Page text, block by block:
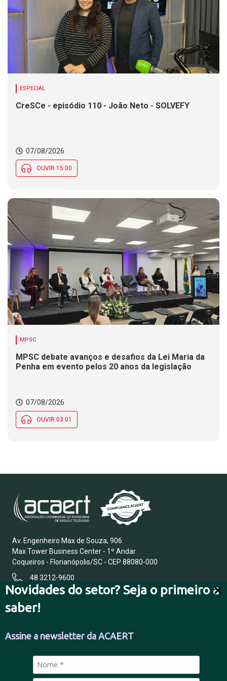
Novidades do setor? Seja o primeiro a
saber!
Assine a newsletter da ACAERT
ESPECIAL
CreSCe - episódio 110 - João Neto - SOLVEFY
07/08/2026
OUVIR 15:00
MPSC
MPSC debate avanços e desafios da Lei Maria da
Penha em evento pelos 20 anos da legislação
07/08/2026
OUVIR 03:01
Av. Engenheiro Max de Souza, 906
Max Tower Business Center - 1º Andar
Coqueiros - Florianópolis/SC - CEP 88080-000
48 3212-9600
FALE CONOSCO
POLÍTICA DE PRIVACIDADE